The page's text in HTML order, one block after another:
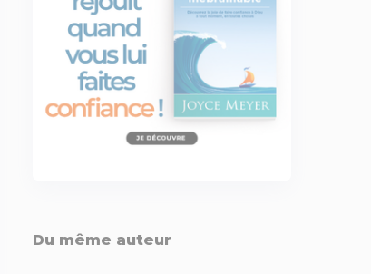
Du même auteur